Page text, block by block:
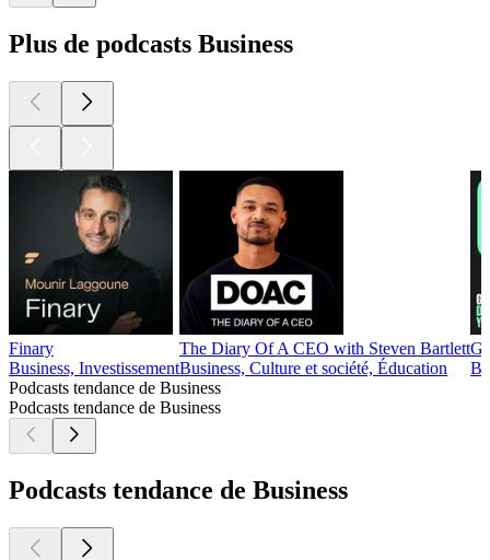
Plus de podcasts Business
Finary
Business, Investissement
The Diary Of A CEO with Steven Bartlett
Business, Culture et société, Éducation
Podcasts tendance de Business
Podcasts tendance de Business
Podcasts tendance de Business